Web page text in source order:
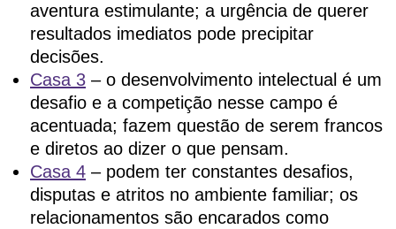
aventura estimulante; a urgência de querer
resultados imediatos pode precipitar
decisões.
Casa 3 – o desenvolvimento intelectual é um
desafio e a competição nesse campo é
acentuada; fazem questão de serem francos
e diretos ao dizer o que pensam.
Casa 4 – podem ter constantes desafios,
disputas e atritos no ambiente familiar; os
relacionamentos são encarados como